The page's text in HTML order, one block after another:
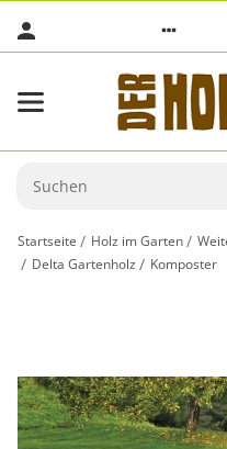
Startseite Holz im Garten
Delta Gartenholz
Komposter